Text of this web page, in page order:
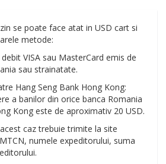
se poate face atat in USD cart si
metode:
VISA sau MasterCard emis de
sau strainatate.
Hang Seng Bank Hong Kong:
a banilor din orice banca Romania
Kong este de aproximativ 20 USD.
caz trebuie trimite la site
numele expeditorului, suma